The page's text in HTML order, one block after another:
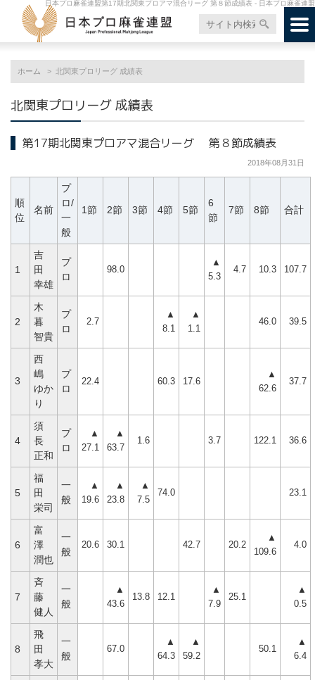
日本プロ麻雀連盟第17期北関東プロアマ混合リーグ 第８節成績表 - 日本プロ麻雀連盟
ホーム 北関東プロリーグ 成績表
北関東プロリーグ 成績表
第17期北関東プロアマ混合リーグ 第８節成績表
2018年08月31日
順
位
名前
プ
ロ/
一
般
1節 2節 3節 4節 5節
6
節
7節 8節 合計
1
吉
田
幸雄
プ
ロ
98.0
▲
5.3
4.7 10.3 107.7
2
木
暮
智貴
プ
ロ
2.7
▲
8.1
▲
1.1
46.0 39.5
3
西
嶋
ゆか
り
プ
ロ
22.4 60.3 17.6
▲
62.6
37.7
4
須
長
正和
プ
ロ
▲
27.1
▲
63.7
1.6 3.7 122.1 36.6
5
福
田
栄司
一
般
▲
19.6
▲
23.8
▲
7.5
74.0 23.1
6
富
澤
潤也
一
般
20.6 30.1 42.7 20.2
▲
109.6
4.0
7
斉
藤
健人
一
般
▲
43.6
13.8 12.1
▲
7.9
25.1
▲
0.5
8
飛
田
孝大
一
般
67.0
▲
64.3
▲
59.2
50.1
▲
6.4